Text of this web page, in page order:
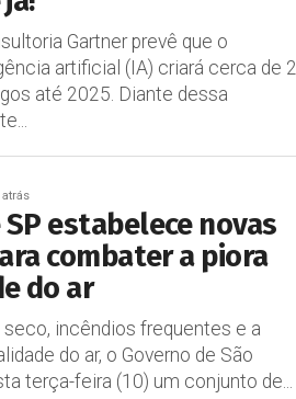
Gartner prevê que o
artificial (IA) criará cerca de 2
até 2025. Diante dessa
atrás
estabelece novas
combater a piora
do ar
incêndios frequentes e a
do ar, o Governo de São
terça-feira (10) um conjunto de...